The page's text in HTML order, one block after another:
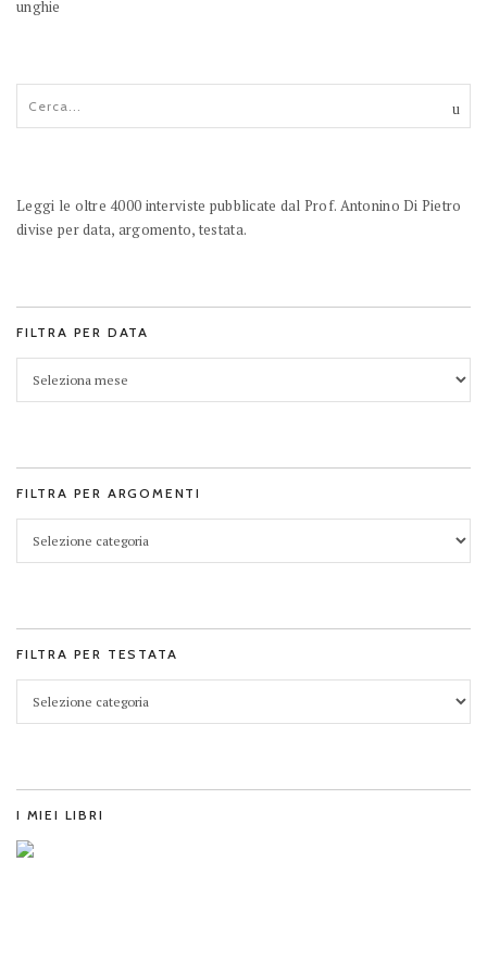
Leggi le oltre 4000 interviste pubblicate dal Prof. Antonino Di Pietro
divise per data, argomento, testata.
FILTRA PER DATA
FILTRA PER ARGOMENTI
FILTRA PER TESTATA
I MIEI LIBRI